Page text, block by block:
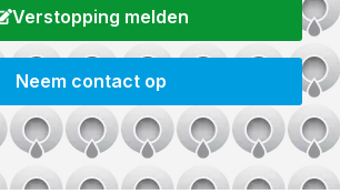
Verstopping melden
Neem contact op